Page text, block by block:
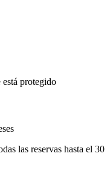
protegido
las reservas hasta el 30